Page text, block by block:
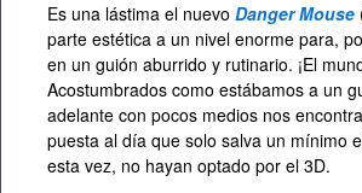
Es una lástima el nuevo Danger Mouse
parte estética a un nivel enorme para,
en un guión aburrido y rutinario. ¡El
Acostumbrados como estábamos a un
adelante con pocos medios nos
puesta al día que solo salva un mínimo
esta vez, no hayan optado por el 3D.